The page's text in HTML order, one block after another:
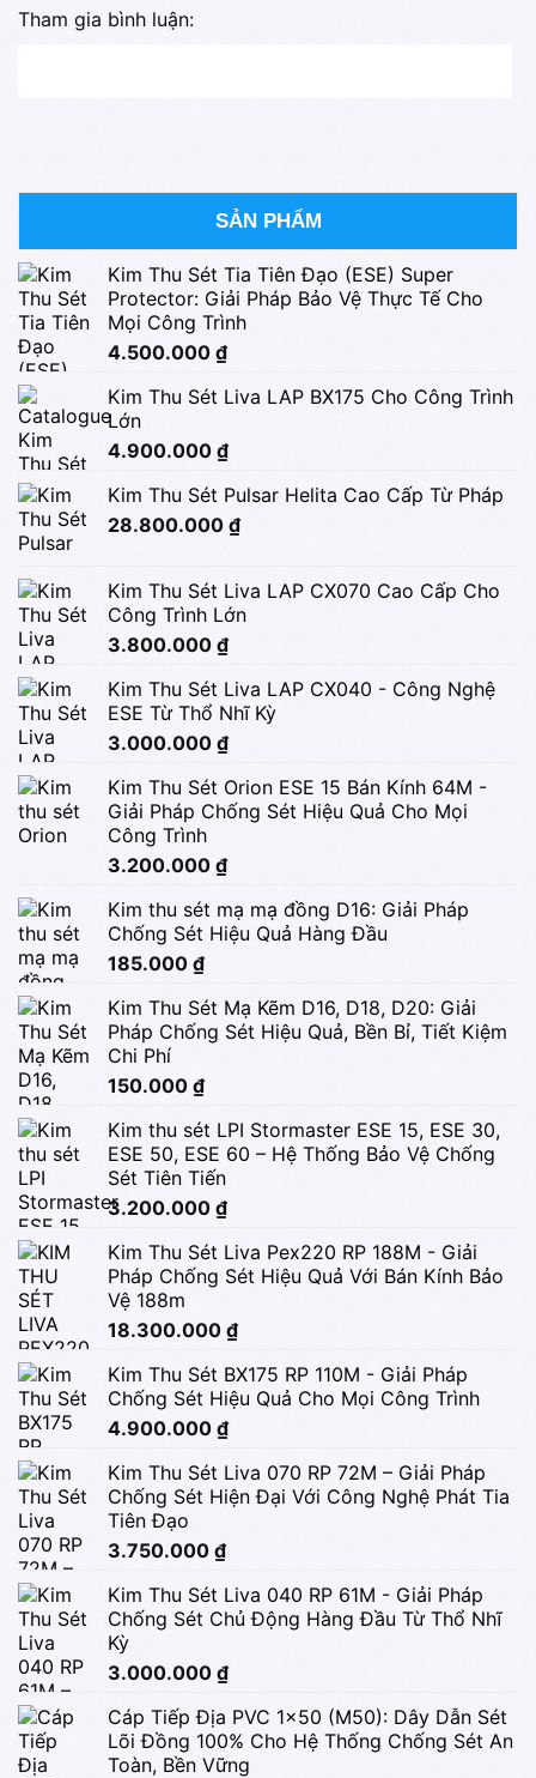
Tham gia bình luận:
SẢN PHẨM
Kim Thu Sét Tia Tiên Đạo (ESE) Super
Protector: Giải Pháp Bảo Vệ Thực Tế Cho
Mọi Công Trình
4.500.000 ₫
Kim Thu Sét Liva LAP BX175 Cho Công Trình
Lớn
4.900.000 ₫
Kim Thu Sét Pulsar Helita Cao Cấp Từ Pháp
28.800.000 ₫
Kim Thu Sét Liva LAP CX070 Cao Cấp Cho
Công Trình Lớn
3.800.000 ₫
Kim Thu Sét Liva LAP CX040 - Công Nghệ
ESE Từ Thổ Nhĩ Kỳ
3.000.000 ₫
Kim Thu Sét Orion ESE 15 Bán Kính 64M -
Giải Pháp Chống Sét Hiệu Quả Cho Mọi
Công Trình
3.200.000 ₫
Kim thu sét mạ mạ đồng D16: Giải Pháp
Chống Sét Hiệu Quả Hàng Đầu
185.000 ₫
Kim Thu Sét Mạ Kẽm D16, D18, D20: Giải
Pháp Chống Sét Hiệu Quả, Bền Bỉ, Tiết Kiệm
Chi Phí
150.000 ₫
Kim thu sét LPI Stormaster ESE 15, ESE 30,
ESE 50, ESE 60 – Hệ Thống Bảo Vệ Chống
Sét Tiên Tiến
3.200.000 ₫
Kim Thu Sét Liva Pex220 RP 188M - Giải
Pháp Chống Sét Hiệu Quả Với Bán Kính Bảo
Vệ 188m
18.300.000 ₫
Kim Thu Sét BX175 RP 110M - Giải Pháp
Chống Sét Hiệu Quả Cho Mọi Công Trình
4.900.000 ₫
Kim Thu Sét Liva 070 RP 72M – Giải Pháp
Chống Sét Hiện Đại Với Công Nghệ Phát Tia
Tiên Đạo
3.750.000 ₫
Kim Thu Sét Liva 040 RP 61M - Giải Pháp
Chống Sét Chủ Động Hàng Đầu Từ Thổ Nhĩ
Kỳ
3.000.000 ₫
Cáp Tiếp Địa PVC 1x50 (M50): Dây Dẫn Sét
Lõi Đồng 100% Cho Hệ Thống Chống Sét An
Toàn, Bền Vững